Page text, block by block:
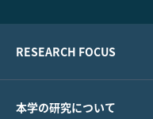
RESEARCH FOCUS
本学の研究について